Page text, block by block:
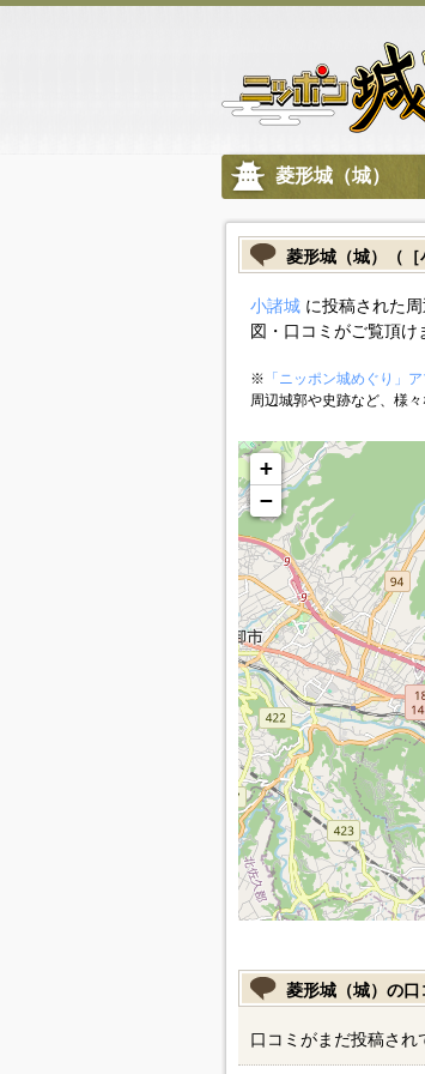
菱形城（城）
菱形城（城）（［
小諸城に投稿された周
図・口コミがご覧頂け
※ 「ニッポン城めぐり」ア
周辺城郭や史跡など、様
+
−
菱形城（城）の口
口コミがまだ投稿され